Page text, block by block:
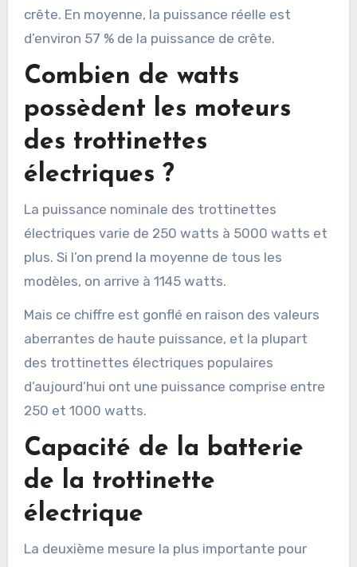
crête. En moyenne, la puissance réelle est
d’environ 57 % de la puissance de crête.
Combien de watts
possèdent les moteurs
des trottinettes
électriques ?
La puissance nominale des trottinettes
électriques varie de 250 watts à 5000 watts et
plus. Si l’on prend la moyenne de tous les
modèles, on arrive à 1145 watts.
Mais ce chiffre est gonflé en raison des valeurs
aberrantes de haute puissance, et la plupart
des trottinettes électriques populaires
d’aujourd’hui ont une puissance comprise entre
250 et 1000 watts.
Capacité de la batterie
de la trottinette
électrique
La deuxième mesure la plus importante pour